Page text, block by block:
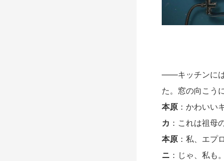
――キッチンには
た。窓の向こう
本原 ：かわいい
カ ：これは祖母
本原 ：私、エプ
ニ ：じゃ、私も。